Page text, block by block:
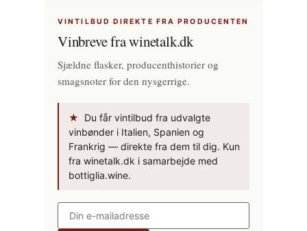
VINTILBUD DIREKTE FRA PRODUCENTEN
Vinbreve fra winetalk.dk
Sjældne flasker, producenthistorier og
smagsnoter for den nysgerrige.
★
Du får vintilbud fra udvalgte
vinbønder i Italien, Spanien og
Frankrig — direkte fra dem til dig. Kun
fra winetalk.dk i samarbejde med
bottiglia.wine.